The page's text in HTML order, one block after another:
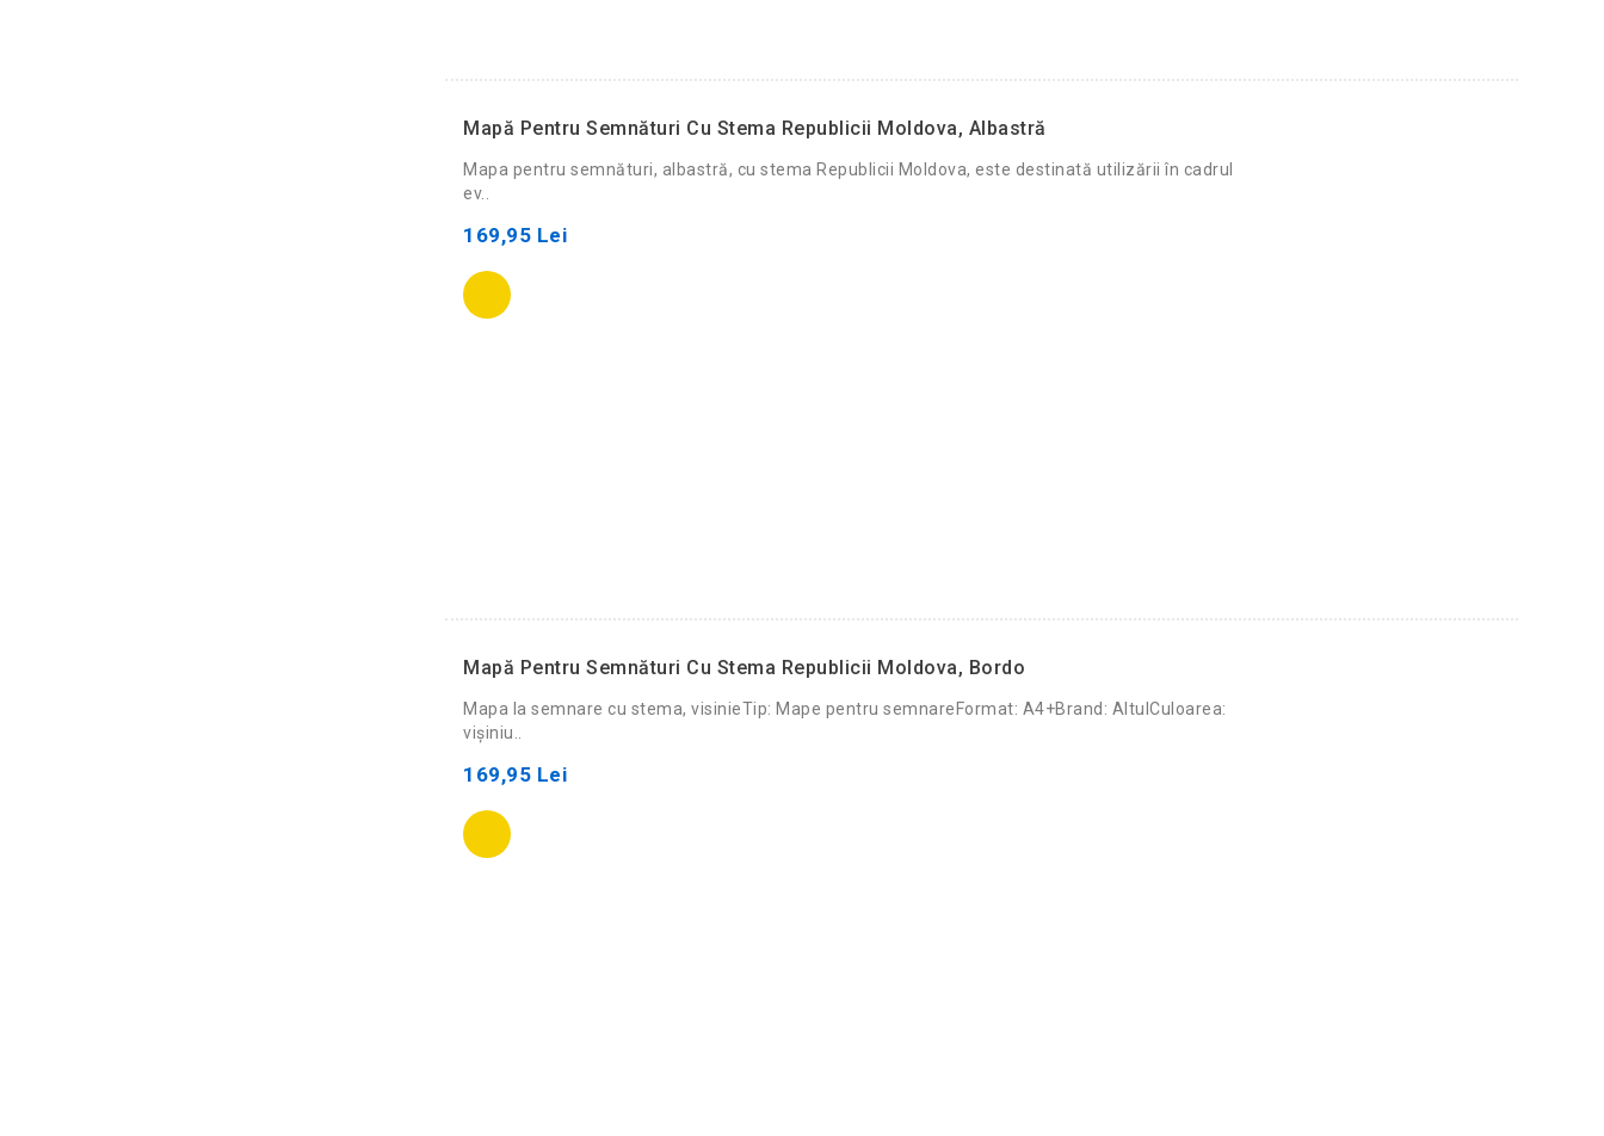
Mapă Pentru Semnături Cu Stema Republicii Moldova, Albastră
Mapa pentru semnături, albastră, cu stema Republicii Moldova, este destinată utilizării în cadrul
ev..
169,95 Lei
Mapă Pentru Semnături Cu Stema Republicii Moldova, Bordo
Mapa la semnare cu stema, visinieTip: Mape pentru semnareFormat: A4+Brand: AltulCuloarea:
vişiniu..
169,95 Lei